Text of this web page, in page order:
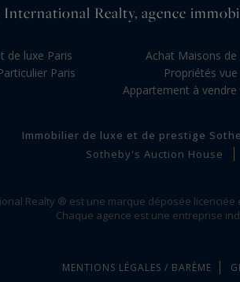
International Realty, agence
de luxe Paris
Paris
Achat Maisons de
Propriétés
Appartement à vendre
Immobilier de luxe et de prestige
Sotheby's Auction House
Realty ® est une marque déposée licenciée
Chaque agence est une entreprise
MENTIONS LÉGALES / BARÈME